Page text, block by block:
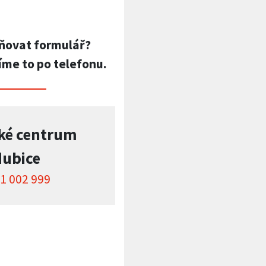
formulář?
to po telefonu.
centrum
002 999